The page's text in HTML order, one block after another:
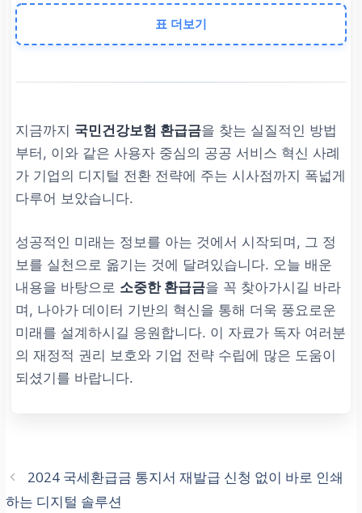
A: 공단 앱 또는 민원 포털(EDI)
에서 ‘환급금 지급 요청서’ 작성
‘미지급 환급금 조회’를 통해 직
처리 속도
A: 통상7영업일 ~ 10일 이내에
입금 처리됩니다. 계좌 정보의
니다.
A: 발생일로부터 민법상 소멸시
표 더보기
지금까지 국민건강보험 환급금을 찾는 실질적인 방법
부터, 이와 같은 사용자 중심의 공공 서비스 혁신 사례
가 기업의 디지털 전환 전략에 주는 시사점까지 폭넓게
다루어 보았습니다.
성공적인 미래는 정보를 아는 것에서 시작되며, 그 정
보를 실천으로 옮기는 것에 달려있습니다. 오늘 배운
내용을 바탕으로 소중한 환급금을 꼭 찾아가시길 바라
며, 나아가 데이터 기반의 혁신을 통해 더욱 풍요로운
미래를 설계하시길 응원합니다. 이 자료가 독자 여러분
의 재정적 권리 보호와 기업 전략 수립에 많은 도움이
되셨기를 바랍니다.
2024 국세환급금 통지서 재발급 신청 없이 바로 인쇄
하는 디지털 솔루션